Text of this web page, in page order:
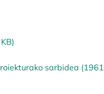
sarbidea (1961